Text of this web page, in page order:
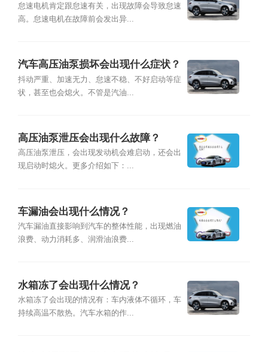
怠速电机肯定跟怠速有关，出现故障会导致怠速
高。怠速电机在故障前会发出异...
汽车高压油泵损坏会出现什么症状？
抖动严重、加速无力、怠速不稳、不好启动等症
状，甚至也会熄火。不管是汽油...
高压油泵泄压会出现什么故障？
高压油泵泄压，会出现发动机会难启动，还会出
现启动时熄火。更多介绍如下：...
车漏油会出现什么情况？
汽车漏油直接影响到汽车的整体性能，出现燃油
浪费、动力消耗多、润滑油浪费...
水箱冻了会出现什么情况？
水箱冻了会出现的情况有：车内液体不循环，车
持续高温不散热。汽车水箱的作...